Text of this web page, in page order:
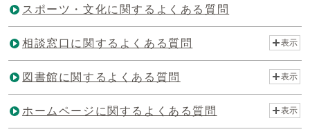
スポーツ・文化に関するよくある質問
相談窓口に関するよくある質問 表示
図書館に関するよくある質問 表示
ホームページに関するよくある質問 表示